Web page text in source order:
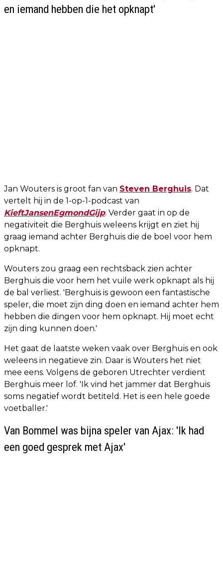
en iemand hebben die het opknapt'
Jan Wouters is groot fan van Steven Berghuis. Dat
vertelt hij in de 1-op-1-podcast van
KieftJansenEgmondGijp. Verder gaat in op de
negativiteit die Berghuis weleens krijgt en ziet hij
graag iemand achter Berghuis die de boel voor hem
opknapt.
Wouters zou graag een rechtsback zien achter
Berghuis die voor hem het vuile werk opknapt als hij
de bal verliest. 'Berghuis is gewoon een fantastische
speler, die moet zijn ding doen en iemand achter hem
hebben die dingen voor hem opknapt. Hij moet echt
zijn ding kunnen doen.'
Het gaat de laatste weken vaak over Berghuis en ook
weleens in negatieve zin. Daar is Wouters het niet
mee eens. Volgens de geboren Utrechter verdient
Berghuis meer lof. 'Ik vind het jammer dat Berghuis
soms negatief wordt betiteld. Het is een hele goede
voetballer.'
Van Bommel was bijna speler van Ajax: 'Ik had
een goed gesprek met Ajax'